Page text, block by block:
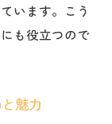
楽しさを体
います。こう
も役立つので
魅力